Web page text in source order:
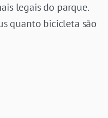
legais do parque.
quanto bicicleta são